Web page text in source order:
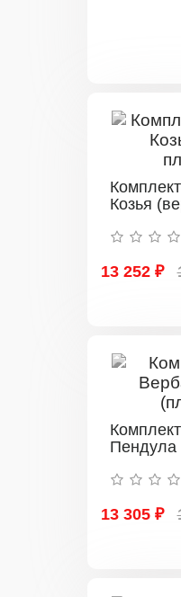
Козья
13 252 ₽
Пендула
13 305 ₽